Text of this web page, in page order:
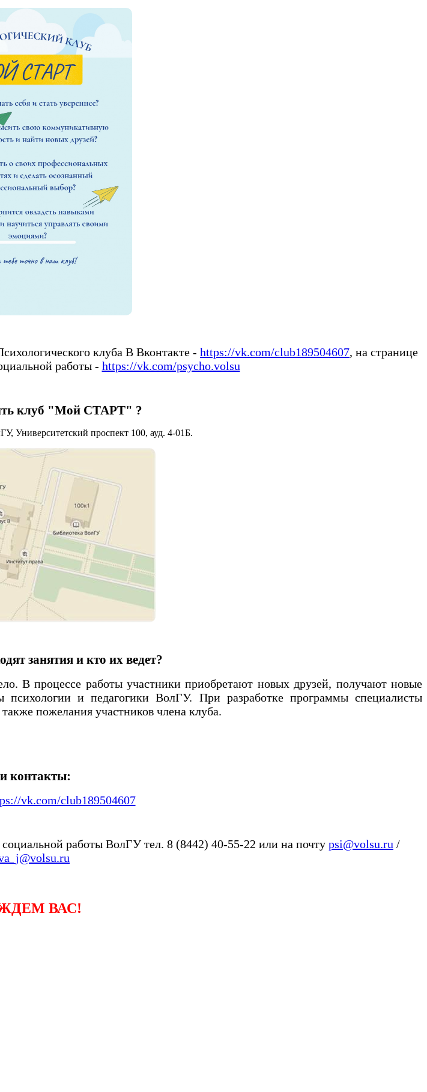
клуба В Вконтакте - https://vk.com/club189504607, на странице
работы- https://vk.com/psycho.volsu
клуб "Мой СТАРТ" ?
Университетский проспект 100, ауд. 4-01Б.
занятия и кто их ведет?
В процессе работы участники приобретают новых друзей, получают новые
и педагогики ВолГУ. При разработке программы специалисты
пожелания участников члена клуба.
контакты:
vk.com/club189504607
работы ВолГУ тел. 8 (8442) 40-55-22 или на почту psi@volsu.ru /
ВАС!